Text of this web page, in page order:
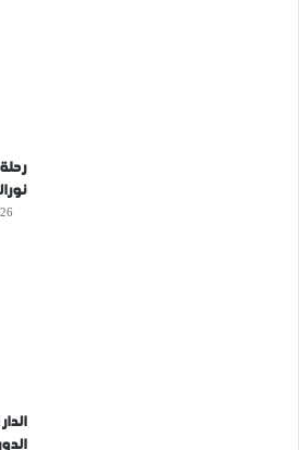
الدورة الـ15